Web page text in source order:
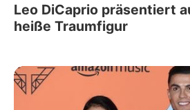
Leo DiCaprio präsentiert
heiße Traumfigur